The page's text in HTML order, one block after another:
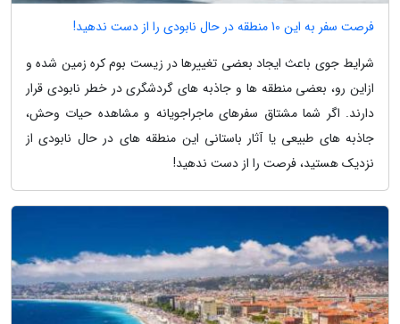
فرصت سفر به این 10 منطقه در حال نابودی را از دست ندهید!
شرایط جوی باعث ایجاد بعضی تغییرها در زیست بوم کره زمین شده و
ازاین رو، بعضی منطقه ها و جاذبه های گردشگری در خطر نابودی قرار
دارند. اگر شما مشتاق سفرهای ماجراجویانه و مشاهده حیات وحش،
جاذبه های طبیعی یا آثار باستانی این منطقه های در حال نابودی از
نزدیک هستید، فرصت را از دست ندهید!